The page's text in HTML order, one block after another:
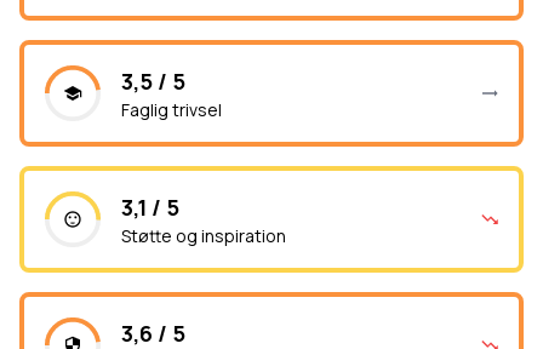
3,5 / 5
Faglig trivsel
3,1 / 5
Støtte og inspiration
3,6 / 5